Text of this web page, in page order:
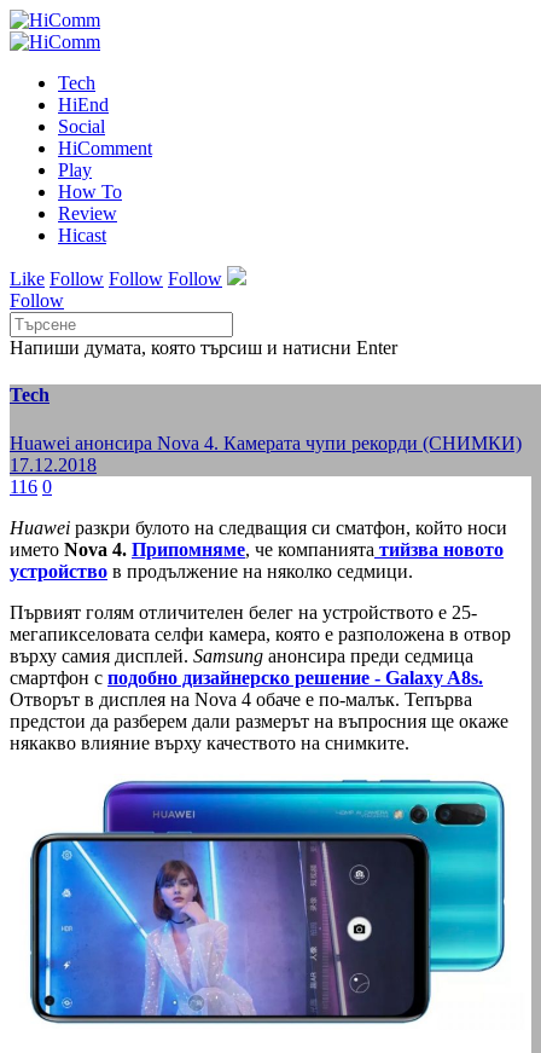
Tech
HiEnd
Social
HiComment
Play
How To
Review
Hicast
Like Follow Follow Follow
Follow
Напиши думата, която търсиш и натисни Enter
Tech
Huawei анонсира Nova 4. Камерата чупи рекорди (СНИМКИ)
17.12.2018
116 0
Huawei разкри булото на следващия си сматфон, който носи
името Nova 4. Припомняме, че компанията тийзва новото
устройство в продължение на няколко седмици.
Първият голям отличителен белег на устройството е 25-
мегапикселовата селфи камера, която е разположена в отвор
върху самия дисплей. Samsung анонсира преди седмица
смартфон с подобно дизайнерско решение - Galaxy A8s.
Отворът в дисплея на Nova 4 обаче е по-малък. Тепърва
предстои да разберем дали размерът на въпросния ще окаже
някакво влияние върху качеството на снимките.